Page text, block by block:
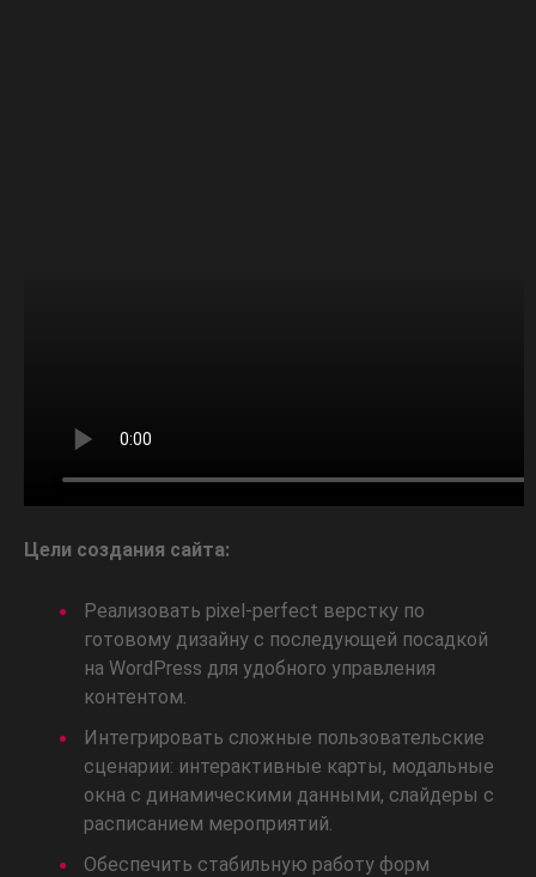
Цели создания сайта:
Реализовать pixel-perfect верстку по
готовому дизайну с последующей посадкой
на WordPress для удобного управления
контентом.
Интегрировать сложные пользовательские
сценарии: интерактивные карты, модальные
окна с динамическими данными, слайдеры с
расписанием мероприятий.
Обеспечить стабильную работу форм